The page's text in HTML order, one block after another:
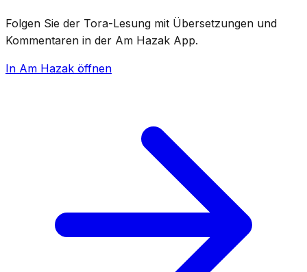
Folgen Sie der Tora-Lesung mit Übersetzungen und
Kommentaren in der Am Hazak App.
In Am Hazak öffnen